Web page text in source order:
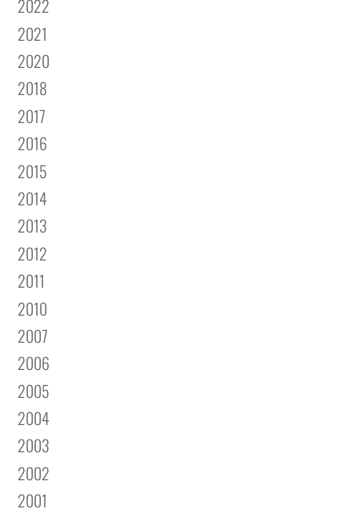
2021
2020
2018
2017
2016
2015
2014
2013
2012
2011
2010
2007
2006
2005
2004
2003
2002
2001